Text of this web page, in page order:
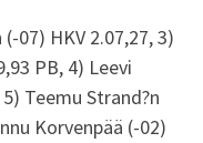
07) HKV 2.07,27, 3)
PB, 4) Leevi
Teemu Strand?n
Korvenpää (-02)